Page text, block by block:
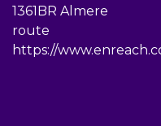
1361BR Almere
route
https://